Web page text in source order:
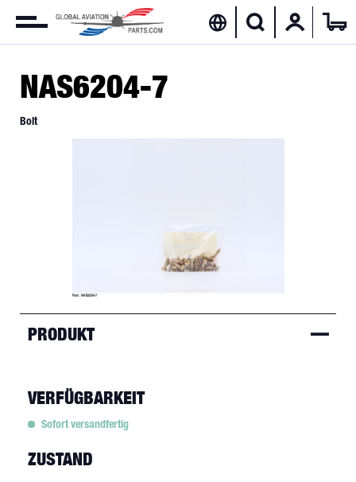
NAS6204-7
Bolt
PRODUKT
VERFÜGBARKEIT
Sofort versandfertig
ZUSTAND